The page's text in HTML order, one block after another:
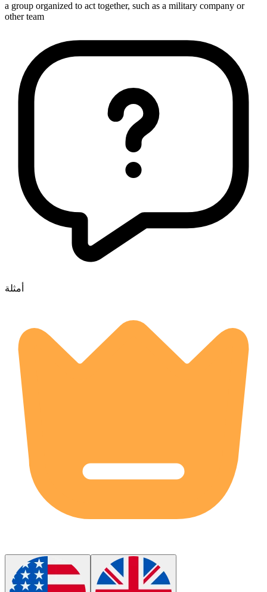
a group organized to act together, such as a military company or
other team
أمثلة